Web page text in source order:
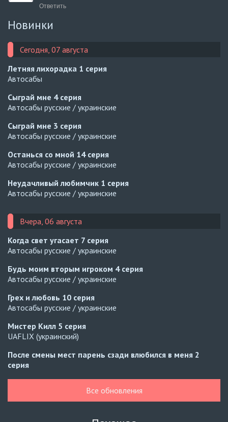
Ответить
Новинки
Сегодня, 07 августа
Летняя лихорадка 1 серия
Автосабы
Сыграй мне 4 серия
Автосабы русские / украинские
Сыграй мне 3 серия
Автосабы русские / украинские
Останься со мной 14 серия
Автосабы русские / украинские
Неудачливый любимчик 1 серия
Автосабы русские / украинские
Вчера, 06 августа
Когда свет угасает 7 серия
Автосабы русские / украинские
Будь моим вторым игроком 4 серия
Автосабы русские / украинские
Грех и любовь 10 серия
Автосабы русские / украинские
Мистер Килл 5 серия
UAFLIX (украинский)
После смены мест парень сзади влюбился в меня 2
серия
После смены мест парень сзади влюбился в меня
серия
Все обновления